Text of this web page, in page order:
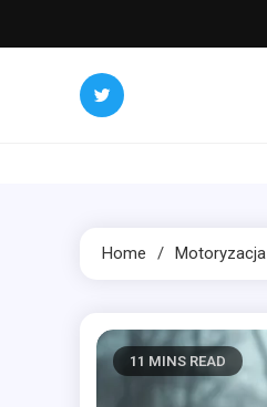
to
Home Motoryzacja
11 MINS READ